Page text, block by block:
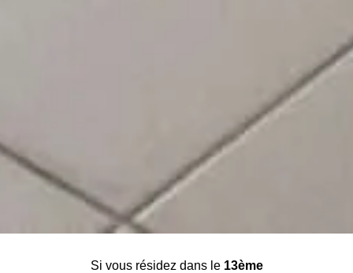
Si vous résidez dans le 13ème